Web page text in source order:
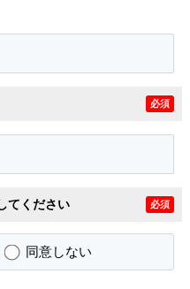
必須
てください 必須
同意しない